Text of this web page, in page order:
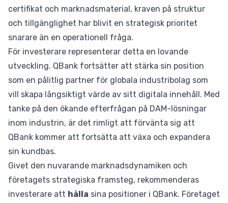
certifikat och marknadsmaterial, kraven på struktur
och tillgänglighet har blivit en strategisk prioritet
snarare än en operationell fråga.
För investerare representerar detta en lovande
utveckling. QBank fortsätter att stärka sin position
som en pålitlig partner för globala industribolag som
vill skapa långsiktigt värde av sitt digitala innehåll. Med
tanke på den ökande efterfrågan på DAM-lösningar
inom industrin, är det rimligt att förvänta sig att
QBank kommer att fortsätta att växa och expandera
sin kundbas.
Givet den nuvarande marknadsdynamiken och
företagets strategiska framsteg, rekommenderas
investerare att hålla sina positioner i QBank. Företaget